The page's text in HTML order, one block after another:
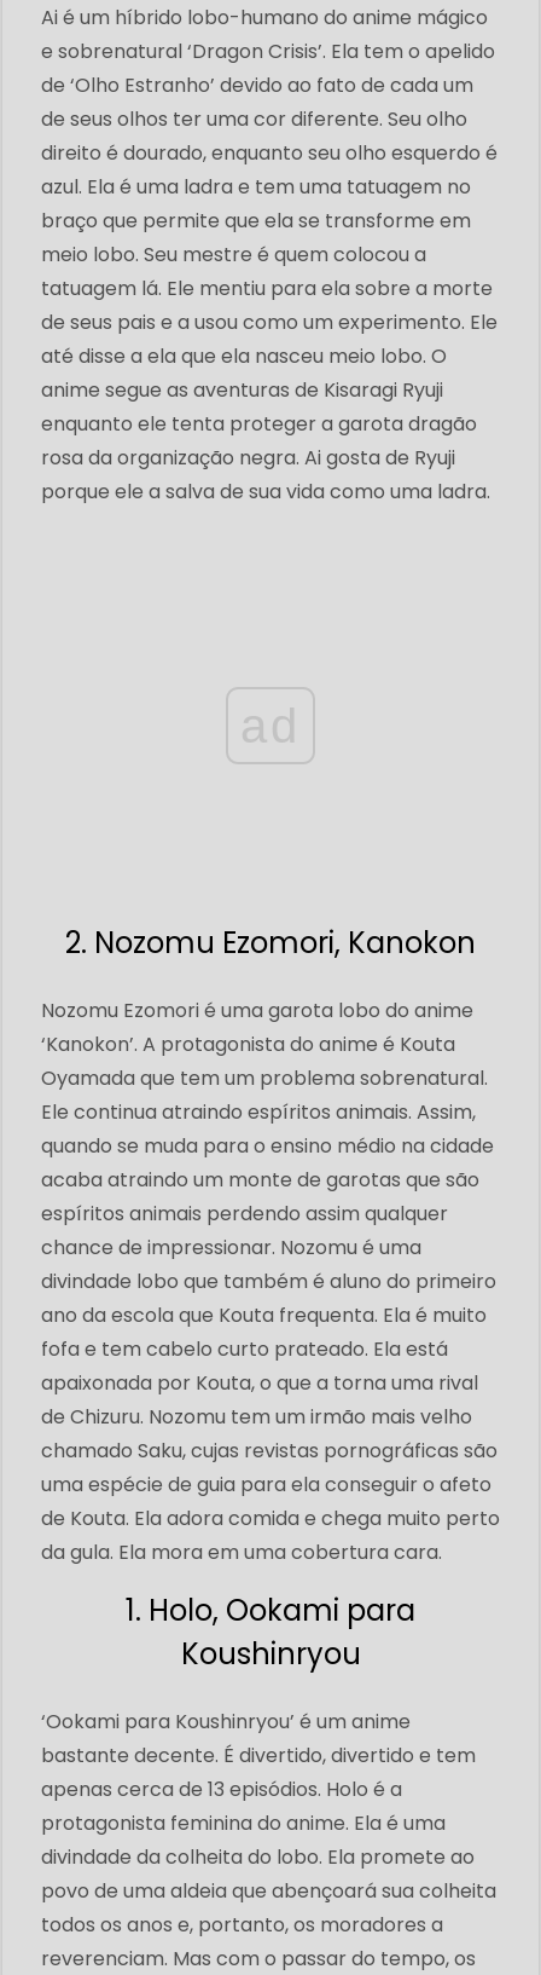
Ai é um híbrido lobo-humano do anime mágico
e sobrenatural ‘Dragon Crisis’. Ela tem o apelido
de ‘Olho Estranho’ devido ao fato de cada um
de seus olhos ter uma cor diferente. Seu olho
direito é dourado, enquanto seu olho esquerdo é
azul. Ela é uma ladra e tem uma tatuagem no
braço que permite que ela se transforme em
meio lobo. Seu mestre é quem colocou a
tatuagem lá. Ele mentiu para ela sobre a morte
de seus pais e a usou como um experimento. Ele
até disse a ela que ela nasceu meio lobo. O
anime segue as aventuras de Kisaragi Ryuji
enquanto ele tenta proteger a garota dragão
rosa da organização negra. Ai gosta de Ryuji
porque ele a salva de sua vida como uma ladra.
ad
2. Nozomu Ezomori, Kanokon
Nozomu Ezomori é uma garota lobo do anime
‘Kanokon’. A protagonista do anime é Kouta
Oyamada que tem um problema sobrenatural.
Ele continua atraindo espíritos animais. Assim,
quando se muda para o ensino médio na cidade
acaba atraindo um monte de garotas que são
espíritos animais perdendo assim qualquer
chance de impressionar. Nozomu é uma
divindade lobo que também é aluno do primeiro
ano da escola que Kouta frequenta. Ela é muito
fofa e tem cabelo curto prateado. Ela está
apaixonada por Kouta, o que a torna uma rival
de Chizuru. Nozomu tem um irmão mais velho
chamado Saku, cujas revistas pornográficas são
uma espécie de guia para ela conseguir o afeto
de Kouta. Ela adora comida e chega muito perto
da gula. Ela mora em uma cobertura cara.
1. Holo, Ookami para
Koushinryou
‘Ookami para Koushinryou’ é um anime
bastante decente. É divertido, divertido e tem
apenas cerca de 13 episódios. Holo é a
protagonista feminina do anime. Ela é uma
divindade da colheita do lobo. Ela promete ao
povo de uma aldeia que abençoará sua colheita
todos os anos e, portanto, os moradores a
reverenciam. Mas com o passar do tempo, os